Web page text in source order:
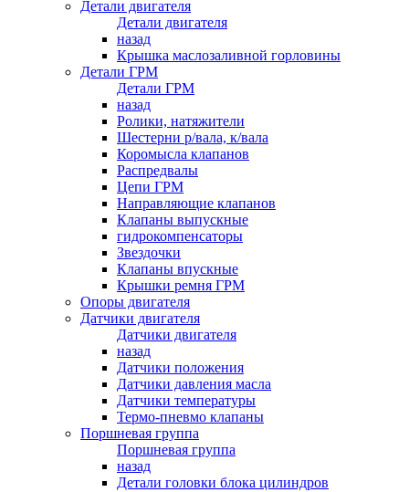
Детали двигателя
Детали двигателя
назад
Крышка маслозаливной горловины
Детали ГРМ
Детали ГРМ
назад
Ролики, натяжители
Шестерни р/вала, к/вала
Коромысла клапанов
Распредвалы
Цепи ГРМ
Направляющие клапанов
Клапаны выпускные
гидрокомпенсаторы
Звездочки
Клапаны впускные
Крышки ремня ГРМ
Опоры двигателя
Датчики двигателя
Датчики двигателя
назад
Датчики положения
Датчики давления масла
Датчики температуры
Термо-пневмо клапаны
Поршневая группа
Поршневая группа
назад
Детали головки блока цилиндров